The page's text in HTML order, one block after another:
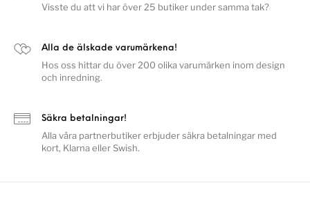
Visste du att vi har över 25 butiker under samma tak?
Alla de älskade varumärkena!
Hos oss hittar du över 200 olika varumärken inom design
och inredning.
Säkra betalningar!
Alla våra partnerbutiker erbjuder säkra betalningar med
kort, Klarna eller Swish.